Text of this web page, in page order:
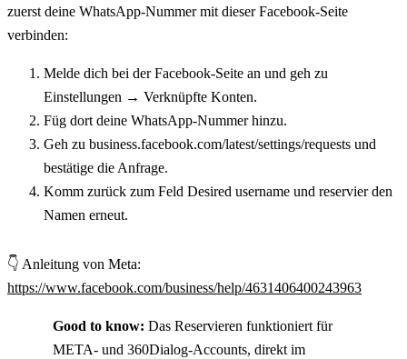
zuerst deine WhatsApp-Nummer mit dieser Facebook-Seite
verbinden:
Melde dich bei der Facebook-Seite an und geh zu
Einstellungen → Verknüpfte Konten.
Füg dort deine WhatsApp-Nummer hinzu.
Geh zu business.facebook.com/latest/settings/requests und
bestätige die Anfrage.
Komm zurück zum Feld Desired username und reservier den
Namen erneut.
https://www.facebook.com/business/help/4631406400243963
Good to know: Das Reservieren funktioniert für
META- und 360Dialog-Accounts, direkt im